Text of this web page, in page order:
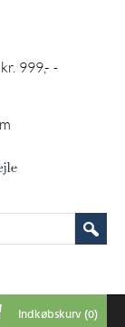
999,- -
Indkøbskurv (0)